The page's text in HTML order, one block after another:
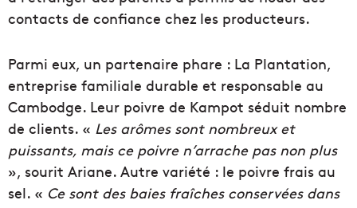
contacts de confiance chez les producteurs.
Parmi eux, un partenaire phare : La Plantation,
entreprise familiale durable et responsable au
Cambodge. Leur poivre de Kampot séduit nombre
de clients. « Les arômes sont nombreux et
puissants, mais ce poivre n’arrache pas non plus
», sourit Ariane. Autre variété : le poivre frais au
sel. « Ce sont des baies fraîches conservées dans